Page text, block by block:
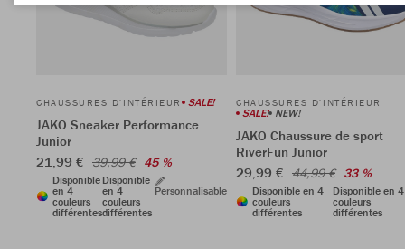
CHAUSSURES D'INTÉRIEUR SALE!
JAKO Sneaker Performance
Junior
21,99 € 39,99 € 45 %
Disponible
en 4
couleurs
différentes
Disponible
en 4
couleurs
différentes
Personnalisable
CHAUSSURES D'INTÉRIEUR
SALE! NEW!
JAKO Chaussure de sport
RiverFun Junior
29,99 € 44,99 € 33 %
Disponible en 4
couleurs
différentes
Disponible en 4
couleurs
différentes